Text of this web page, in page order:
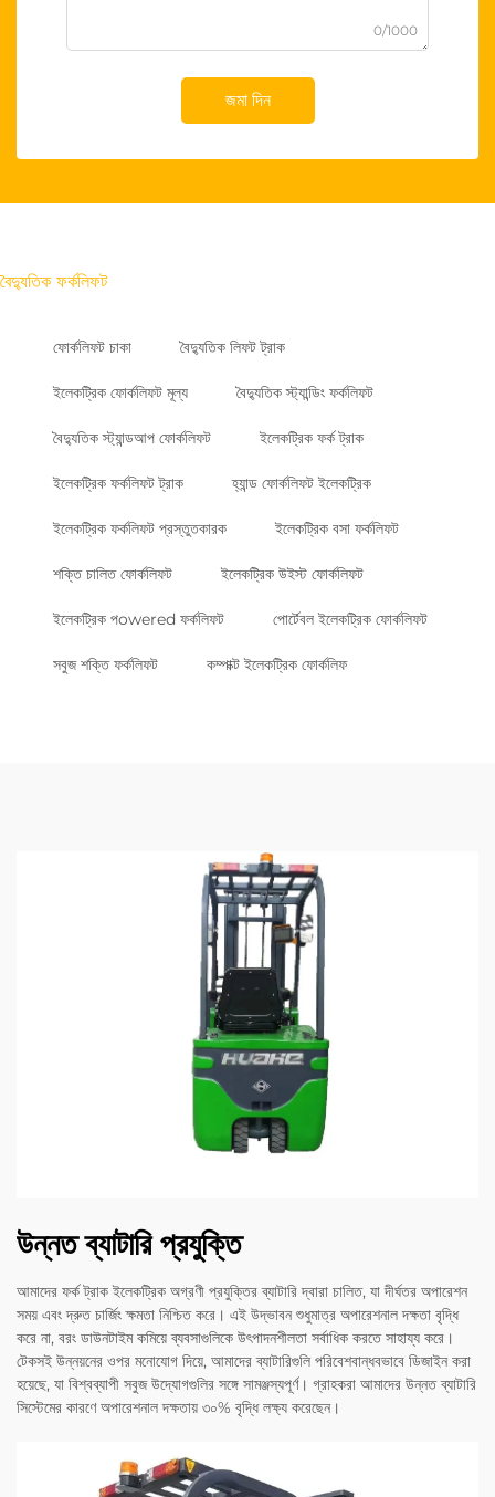
0/1000
জমা দিন
বৈদ্যুতিক ফর্কলিফট
ফোর্কলিফট চাকা বৈদ্যুতিক লিফট ট্রাক
ইলেকট্রিক ফোর্কলিফট মূল্য বৈদ্যুতিক স্ট্যান্ডিং ফর্কলিফট
বৈদ্যুতিক স্ট্যান্ডআপ ফোর্কলিফট ইলেকট্রিক ফর্ক ট্রাক
ইলেকট্রিক ফর্কলিফট ট্রাক হ্যান্ড ফোর্কলিফট ইলেকট্রিক
ইলেকট্রিক ফর্কলিফট প্রস্তুতকারক ইলেকট্রিক বসা ফর্কলিফট
শক্তি চালিত ফোর্কলিফট ইলেকট্রিক উইস্ট ফোর্কলিফট
ইলেকট্রিক পowered ফর্কলিফট পোর্টেবল ইলেকট্রিক ফোর্কলিফট
সবুজ শক্তি ফর্কলিফট কম্পাক্ট ইলেকট্রিক ফোর্কলিফ
উন্নত ব্যাটারি প্রযুক্তি
আমাদের ফর্ক ট্রাক ইলেকট্রিক অগ্রণী প্রযুক্তির ব্যাটারি দ্বারা চালিত, যা দীর্ঘতর অপারেশন
সময় এবং দ্রুত চার্জিং ক্ষমতা নিশ্চিত করে। এই উদ্ভাবন শুধুমাত্র অপারেশনাল দক্ষতা বৃদ্ধি
করে না, বরং ডাউনটাইম কমিয়ে ব্যবসাগুলিকে উৎপাদনশীলতা সর্বাধিক করতে সাহায্য করে।
টেকসই উন্নয়নের ওপর মনোযোগ দিয়ে, আমাদের ব্যাটারিগুলি পরিবেশবান্ধবভাবে ডিজাইন করা
হয়েছে, যা বিশ্বব্যাপী সবুজ উদ্যোগগুলির সঙ্গে সামঞ্জস্যপূর্ণ। গ্রাহকরা আমাদের উন্নত ব্যাটারি
সিস্টেমের কারণে অপারেশনাল দক্ষতায় ৩০% বৃদ্ধি লক্ষ্য করেছেন।